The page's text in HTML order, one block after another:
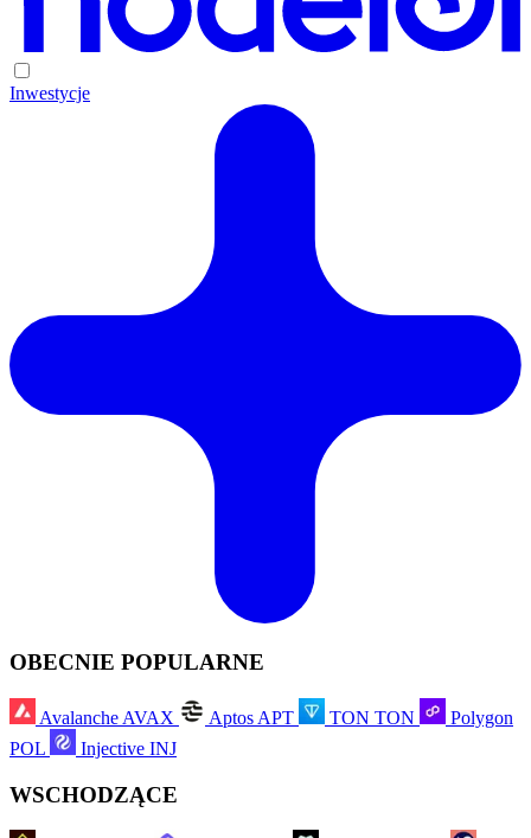
Inwestycje
OBECNIE POPULARNE
Avalanche AVAX Aptos APT TON TON
Polygon
POL
Injective INJ
WSCHODZĄCE